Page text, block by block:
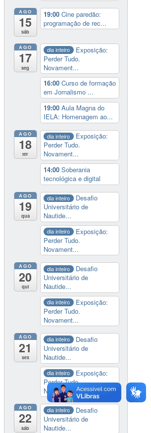
AGO
15
sáb
19:00 Cine paredão:
programação de rec...
AGO
17
seg
dia inteiro
Exposição:
Perder Tudo.
Novament...
16:00 Curso de formação
em Jornalismo ...
19:00 Aula Magna do
IELA: Homenagem ao...
AGO
18
ter
dia inteiro
Exposição:
Perder Tudo.
Novament...
14:00 Soberania
tecnológica e digital
AGO
19
qua
dia inteiro
Desafio
Universitário de
Nautide...
dia inteiro
Exposição:
Perder Tudo.
Novament...
AGO
20
qui
dia inteiro
Desafio
Universitário de
Nautide...
dia inteiro
Exposição:
Perder Tudo.
Novament...
AGO
21
sex
dia inteiro
Desafio
Universitário de
Nautide...
dia inteiro
Exposição:
Perder Tudo.
Novament...
AGO
22
sáb
dia inteiro
Desafio
Universitário de
Nautide...